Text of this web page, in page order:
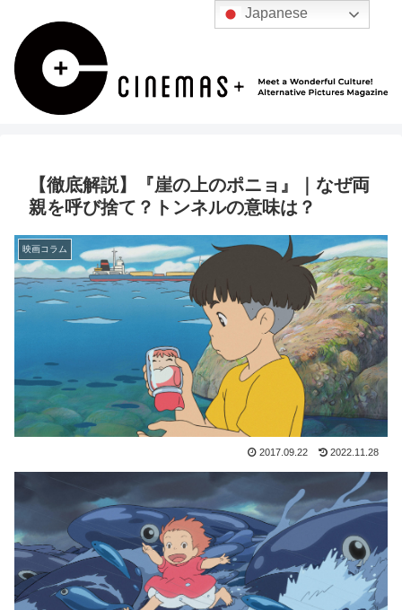
【徹底解説】『崖の上のポニョ』｜なぜ両
親を呼び捨て？トンネルの意味は？
映画コラム
2017.09.22 2022.11.28
Japanese